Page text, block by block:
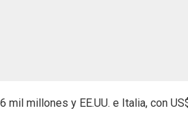
millones y EE.UU. e Italia, con